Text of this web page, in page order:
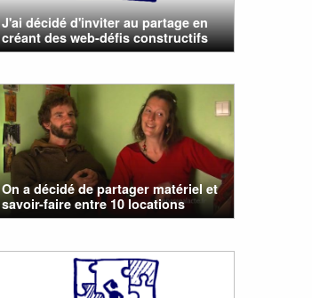
J'ai décidé d'inviter au partage en
créant des web-défis constructifs
On a décidé de partager matériel et
savoir-faire entre 10 locations